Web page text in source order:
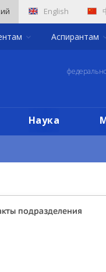
English
Аспирантам
Наука
подразделения